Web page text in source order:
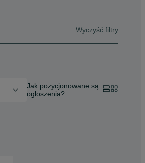
Wyczyść filtry
Jak pozycjonowane są
ogłoszenia?